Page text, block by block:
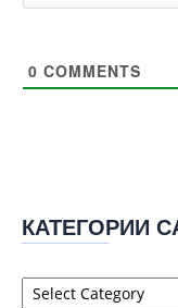
0 COMMENTS
КАТЕГОРИИ
Категории
сайта